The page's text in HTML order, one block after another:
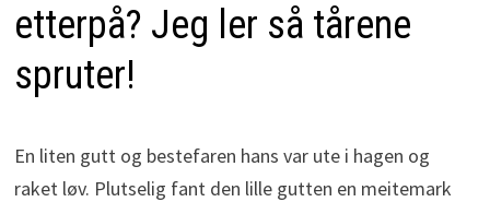
etterpå? Jeg ler så tårene
spruter!
En liten gutt og bestefaren hans var ute i hagen og
raket løv. Plutselig fant den lille gutten en meitemark